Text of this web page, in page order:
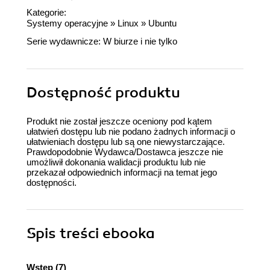
Kategorie:
Systemy operacyjne » Linux » Ubuntu
Serie wydawnicze: W biurze i nie tylko
Dostępność produktu
Produkt nie został jeszcze oceniony pod kątem
ułatwień dostępu lub nie podano żadnych informacji o
ułatwieniach dostępu lub są one niewystarczające.
Prawdopodobnie Wydawca/Dostawca jeszcze nie
umożliwił dokonania walidacji produktu lub nie
przekazał odpowiednich informacji na temat jego
dostępności.
Spis treści ebooka
Wstęp (7)